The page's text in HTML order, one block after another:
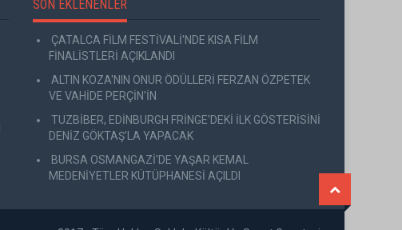
SON EKLENENLER
ÇATALCA FİLM FESTİVALİ'NDE KISA FİLM
FİNALİSTLERİ AÇIKLANDI
ALTIN KOZA'NIN ONUR ÖDÜLLERİ FERZAN ÖZPETEK
VE VAHİDE PERÇİN'İN
TUZBİBER, EDİNBURGH FRİNGE'DEKİ İLK GÖSTERİSİNİ
DENİZ GÖKTAŞ'LA YAPACAK
BURSA OSMANGAZİ'DE YAŞAR KEMAL
MEDENİYETLER KÜTÜPHANESİ AÇILDI